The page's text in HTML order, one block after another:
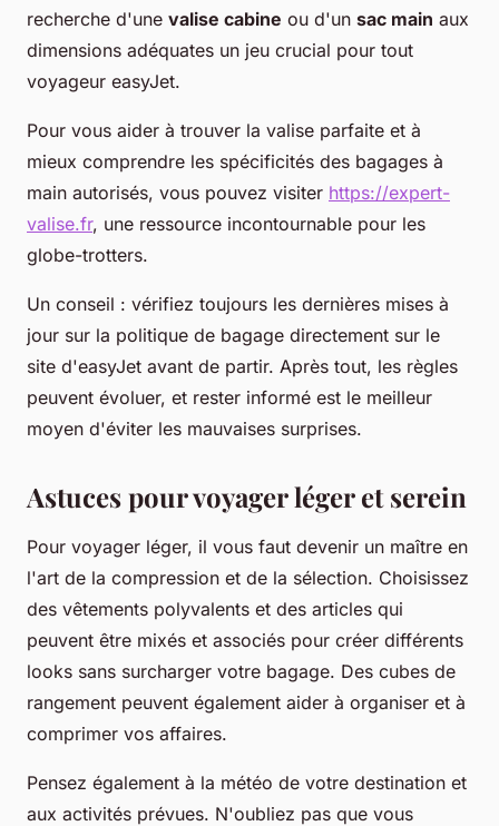
recherche d'une valise cabine ou d'un sac main aux
dimensions adéquates un jeu crucial pour tout
voyageur easyJet.
Pour vous aider à trouver la valise parfaite et à
mieux comprendre les spécificités des bagages à
main autorisés, vous pouvez visiter https://expert-
valise.fr, une ressource incontournable pour les
globe-trotters.
Un conseil : vérifiez toujours les dernières mises à
jour sur la politique de bagage directement sur le
site d'easyJet avant de partir. Après tout, les règles
peuvent évoluer, et rester informé est le meilleur
moyen d'éviter les mauvaises surprises.
Astuces pour voyager léger et serein
Pour voyager léger, il vous faut devenir un maître en
l'art de la compression et de la sélection. Choisissez
des vêtements polyvalents et des articles qui
peuvent être mixés et associés pour créer différents
looks sans surcharger votre bagage. Des cubes de
rangement peuvent également aider à organiser et à
comprimer vos affaires.
Pensez également à la météo de votre destination et
aux activités prévues. N'oubliez pas que vous